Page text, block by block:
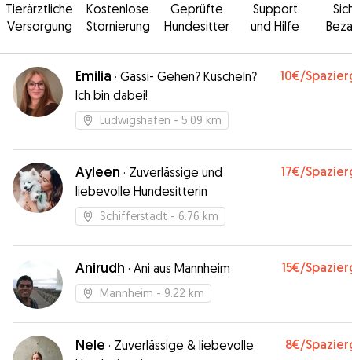
Tierärztliche
Versorgung
Kostenlose
Stornierung
Geprüfte
Hundesitter
Support
und Hilfe
Emilia · Gassi- Gehen? Kuscheln?
Ich bin dabei!
10€/
Ludwigshafen - 5.09 km
Ayleen · Zuverlässige und
liebevolle Hundesitterin
17€/
Schifferstadt - 6.76 km
Anirudh · Ani aus Mannheim 15€/
Mannheim - 9.22 km
Nele · Zuverlässige & liebevolle
8€/